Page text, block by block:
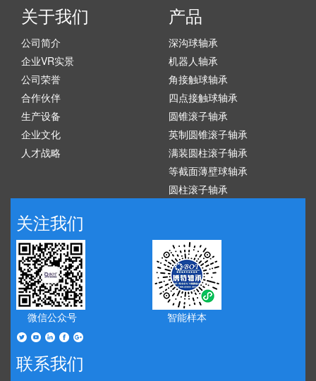
关于我们
公司简介
企业VR实景
公司荣誉
合作伙伴
生产设备
企业文化
人才战略
产品
深沟球轴承
机器人轴承
角接触球轴承
四点接触球轴承
圆锥滚子轴承
英制圆锥滚子轴承
满装圆柱滚子轴承
等截面薄壁球轴承
圆柱滚子轴承
关注我们
微信公众号 智能样本
联系我们